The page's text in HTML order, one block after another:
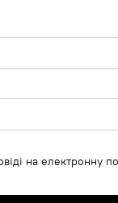
на електронну